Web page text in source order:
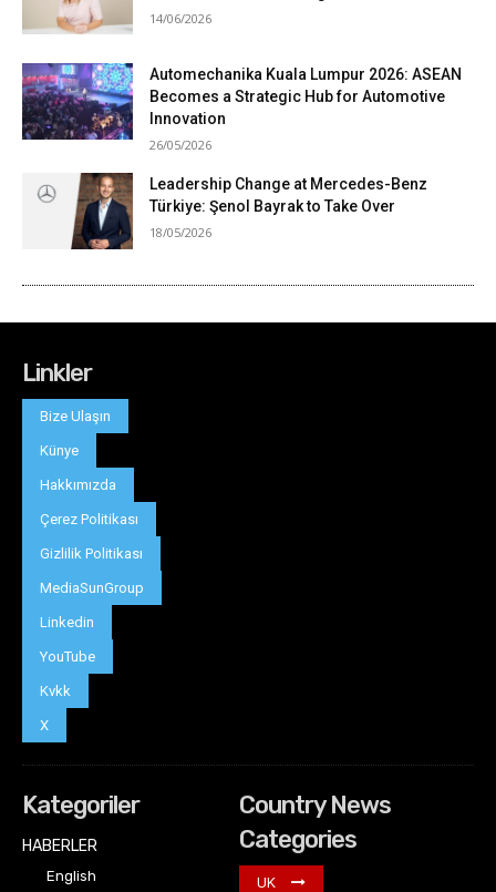
Linkler
Bize Ulaşın
Künye
Hakkımızda
Çerez Politikası
Gizlilik Politikası
MediaSunGroup
Linkedin
YouTube
Kvkk
X
Kategoriler
HABERLER
English
Country News
Categories
UK